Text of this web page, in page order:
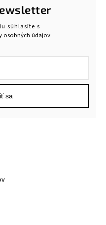
súhlasíte s
osobných údajov
sa